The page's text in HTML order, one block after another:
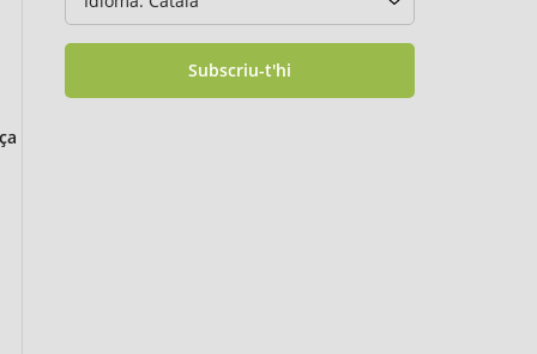
Subscriu-t'hi